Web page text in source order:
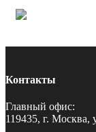
Контакты
Главный офис:
119435, г. Москва,